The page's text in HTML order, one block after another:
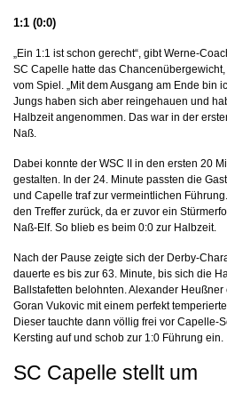
1:1 (0:0)
„Ein 1:1 ist schon gerecht“, gibt Werne-
SC Capelle hatte das
vom Spiel. „Mit dem Ausgang am Ende bin
Jungs haben sich aber reingehauen und
Halbzeit angenommen. Das war in der
Naß.
Dabei konnte der WSC II in den ersten 20
gestalten. In der 24. Minute passten die
und Capelle traf zur vermeintlichen
den Treffer zurück, da er zuvor ein
Naß-Elf. So blieb es beim 0:0 zur Halbzeit.
Nach der Pause zeigte sich der Derby-
dauerte es bis zur 63. Minute, bis sich die
Ballstafetten belohnten. Alexander
Goran Vukovic mit einem perfekt
Dieser tauchte dann völlig frei vor Capelle-
Kersting auf und schob zur 1:0 Führung ein.
SC Capelle stellt um